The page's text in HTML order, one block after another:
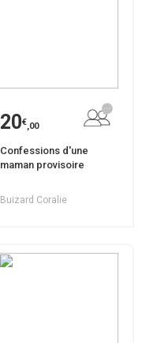
20€,00
Confessions d'une
maman provisoire
Buizard Coralie